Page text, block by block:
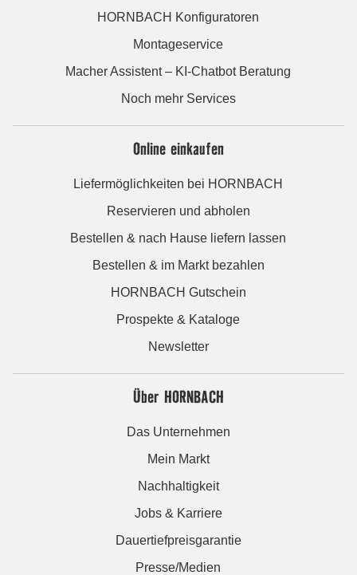
HORNBACH Konfiguratoren
Montageservice
Macher Assistent – KI-Chatbot Beratung
Noch mehr Services
Online einkaufen
Liefermöglichkeiten bei HORNBACH
Reservieren und abholen
Bestellen & nach Hause liefern lassen
Bestellen & im Markt bezahlen
HORNBACH Gutschein
Prospekte & Kataloge
Newsletter
Über HORNBACH
Das Unternehmen
Mein Markt
Nachhaltigkeit
Jobs & Karriere
Dauertiefpreisgarantie
Presse/Medien